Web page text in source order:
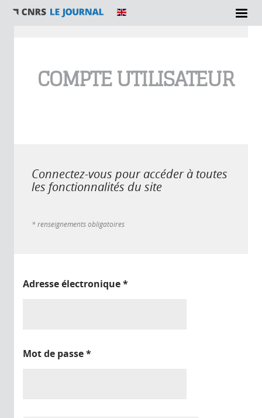
COMPTE UTILISATEUR
Connectez-vous pour accéder à toutes
les fonctionnalités du site
* renseignements obligatoires
Adresse électronique*
Mot de passe*